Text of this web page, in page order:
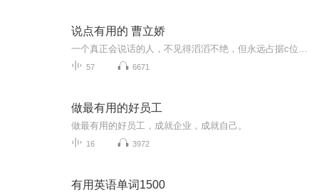
说点有用的 曹立娇
57 6671
做最有用的好员工
做最有用的好员工，成就企业，成就自己。
16 3972
有用英语单词1500